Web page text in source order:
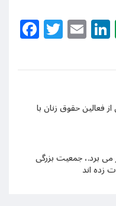
فعالین حقوق زنان با
برد.، جمعیت بزرگی